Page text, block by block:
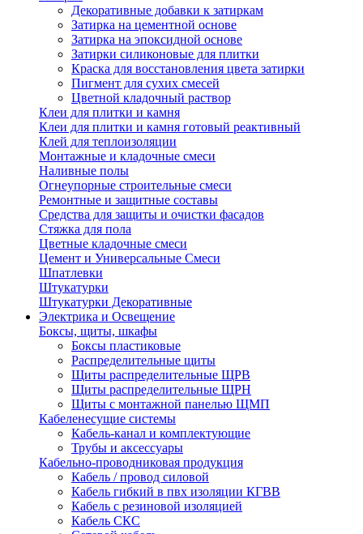
Декоративные добавки к затиркам
Затирка на цементной основе
Затирка на эпоксидной основе
Затирки силиконовые для плитки
Краска для восстановления цвета затирки
Пигмент для сухих смесей
Цветной кладочный раствор
Клеи для плитки и камня
Клеи для плитки и камня готовый реактивный
Клей для теплоизоляции
Монтажные и кладочные смеси
Наливные полы
Огнеупорные строительные смеси
Ремонтные и защитные составы
Средства для защиты и очистки фасадов
Стяжка для пола
Цветные кладочные смеси
Цемент и Универсальные Смеси
Шпатлевки
Штукатурки
Штукатурки Декоративные
Электрика и Освещение
Боксы, щиты, шкафы
Боксы пластиковые
Распределительные щиты
Щиты распределительные ЩРВ
Щиты распределительные ЩРН
Щиты с монтажной панелью ЩМП
Кабеленесущие системы
Кабель-канал и комплектующие
Трубы и аксессуары
Кабельно-проводниковая продукция
Кабель / провод силовой
Кабель гибкий в пвх изоляции КГВВ
Кабель с резиновой изоляцией
Кабель СКС